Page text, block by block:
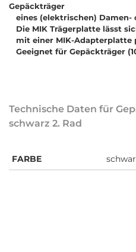
Gepäckträger
eines (elektrischen) Damen-
Die MIK Trägerplatte lässt
mit einer MIK-Adapterplatte
Geeignet für Gepäckträger
Technische Daten für
schwarz 2. Rad
FARBE